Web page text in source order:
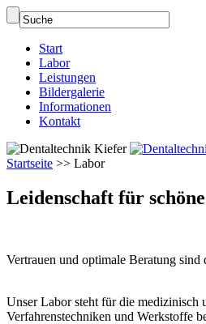
Start
Labor
Leistungen
Bildergalerie
Informationen
Kontakt
Startseite >> Labor
Leidenschaft für
Vertrauen und optimale Beratung
Unser Labor steht für die medizinisch
Verfahrenstechniken und Werkstoffe